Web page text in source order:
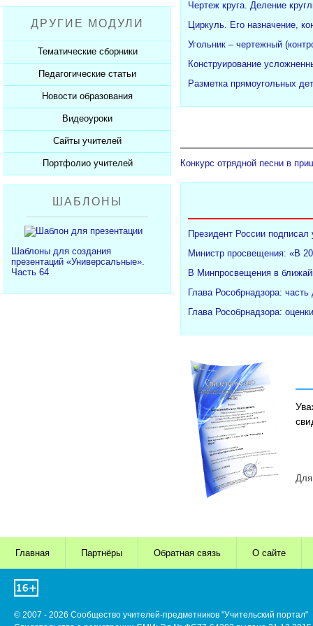
Пожарная безопасность
СанПиНы
Должностные обязанности
Планы, справки, протоколы
Презентации к Дню матери
Презентации к Новому году
Презентации к 23 февраля
Презентации к 8 марта
Презентации к Дню Победы
350 лет Петру I
Разработки учащихся
Софт для учителя
ДРУГИЕ МОДУЛИ
Тематические сборники
Сборники презентаций
Педагогические статьи
Каталог статей
Добавить статью
Новости образования
Новости образования
Видеоуроки
Видеоуроки ЕГЭ и ОГЭ
Сайты учителей
Каталог сайтов
Добавить сайт
Портфолио учителей
Каталог портфолио
Добавить портфолио
ШАБЛОНЫ
Шаблоны для создания
презентаций «Универсальные».
Часть 64
Чертеж круга. Деление
Циркуль. Его назначение,
Угольник – чертежный
Конструирование
Разметка прямоугольных
Конкурс отрядной песни в
Президент России подписал
Министр просвещения: «В
В Минпросвещения в
Глава Рособрнадзора:
Глава Рособрнадзора:
Для
Главная Партнёры Обратная связь О сайте
© 2007 - 2026 Сообщество учителей-предметников "Учительский портал"